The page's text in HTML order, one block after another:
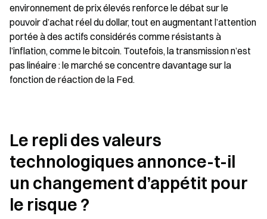
environnement de prix élevés renforce le débat sur le
pouvoir d’achat réel du dollar, tout en augmentant l’attention
portée à des actifs considérés comme résistants à
l’inflation, comme le bitcoin. Toutefois, la transmission n’est
pas linéaire : le marché se concentre davantage sur la
fonction de réaction de la Fed.
Le repli des valeurs
technologiques annonce-t-il
un changement d’appétit pour
le risque ?